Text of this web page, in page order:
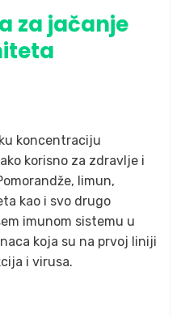
za jačanje
koncentraciju
korisno za zdravlje i
limun,
kao i svo drugo
imunom sistemu u
koja su na prvoj liniji
i virusa.